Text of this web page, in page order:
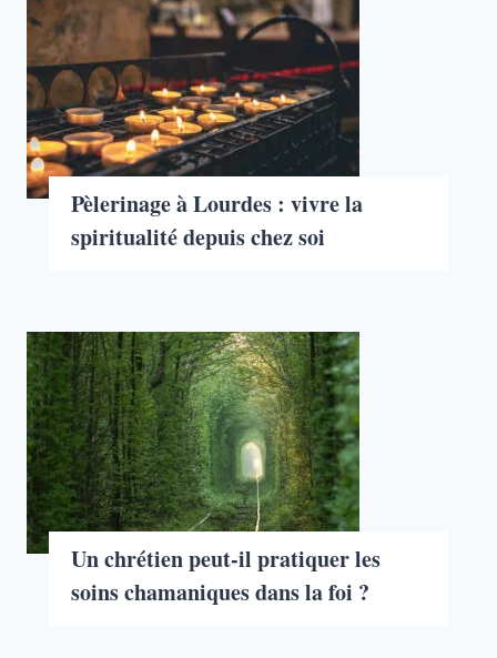
Pèlerinage à Lourdes : vivre la
spiritualité depuis chez soi
Un chrétien peut-il pratiquer les
soins chamaniques dans la foi ?